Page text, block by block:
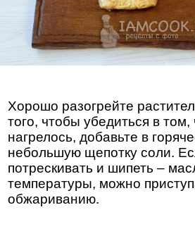
Хорошо разогрейте
того, чтобы убедиться в том,
нагрелось, добавьте в
небольшую щепотку соли.
потрескивать и шипеть –
температуры, можно
обжариванию.